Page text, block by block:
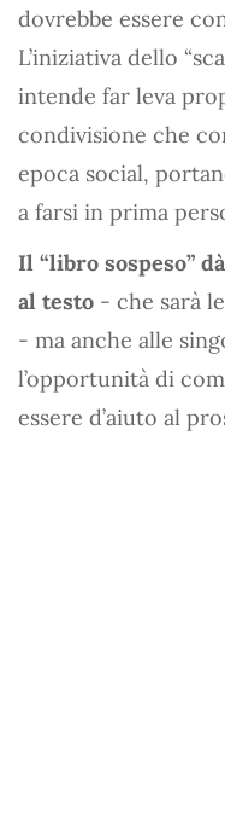
dovrebbe essere
L’iniziativa dello
intende far leva
condivisione che
epoca social,
a farsi in prima
Il “libro sospeso”
al testo - che sarà
- ma anche alle
l’opportunità di
essere d’aiuto al